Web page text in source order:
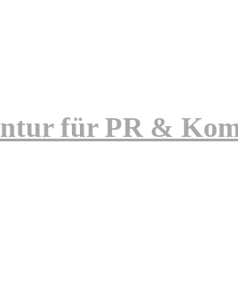
für PR &